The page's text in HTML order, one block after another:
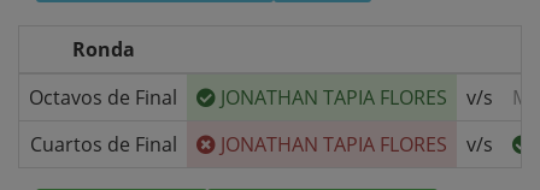
Ronda
Octavos de Final
JONATHAN TAPIA FLORES v/s
Cuartos de Final
JONATHAN TAPIA FLORES v/s